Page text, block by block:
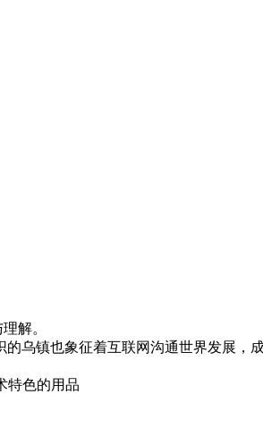
解。
乌镇也象征着互联网沟通世界发展，
特色的用品